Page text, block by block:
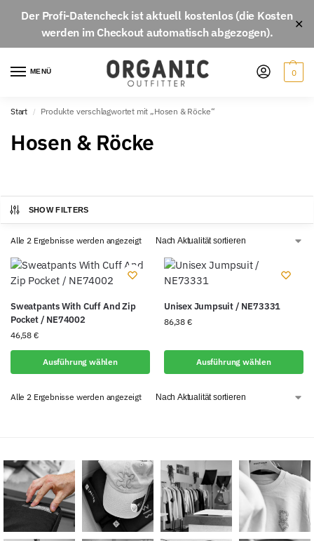
Der Profi-Datencheckist aktuell kostenlos(die Kosten
werden im Checkout automatisch abgezogen).
✕
MENÜ 0
Start / Produkte verschlagwortet mit „Hosen & Röcke“
Hosen & Röcke
SHOW FILTERS
Alle 2 Ergebnisse werden angezeigt
Sweatpants With Cuff And Zip
Pocket / NE74002
46,58 €
Ausführung wählen
Unisex Jumpsuit / NE73331
86,38 €
Ausführung wählen
Alle 2 Ergebnisse werden angezeigt